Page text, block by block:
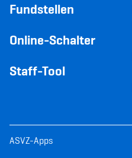
Fundstellen
Online-Schalter
Staff-Tool
ASVZ-Apps